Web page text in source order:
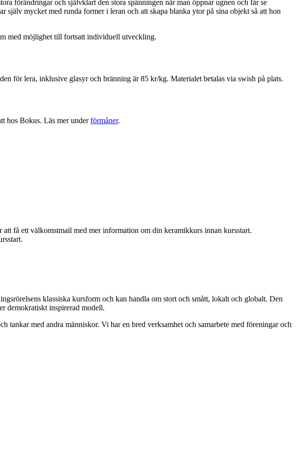
förändringar och självklart den stora spänningen när man öppnar ugnen och får se
mycket med runda former i leran och att skapa blanka ytor på sina objekt så att hon
med möjlighet till fortsatt individuell utveckling.
för lera, inklusive glasyr och bränning är 85 kr/kg. Materialet betalas via swish på plats.
hos Bokus. Läs mer underförmåner.
få ett välkomstmail med mer information om din keramikkurs innan kursstart.
klassiska kursform och kan handla om stort och smått, lokalt och globalt. Den
demokratiskt inspirerad modell.
med andra människor. Vi har en bred verksamhet och samarbete med föreningar och